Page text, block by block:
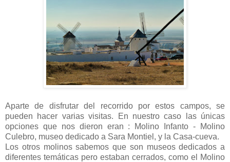
Aparte de disfrutar del recorrido por estos campos, se
pueden hacer varias visitas. En nuestro caso las únicas
opciones que nos dieron eran : Molino Infanto - Molino
Culebro, museo dedicado a Sara Montiel, y la Casa-cueva.
Los otros molinos sabemos que son museos dedicados a
diferentes temáticas pero estaban cerrados, como el Molino